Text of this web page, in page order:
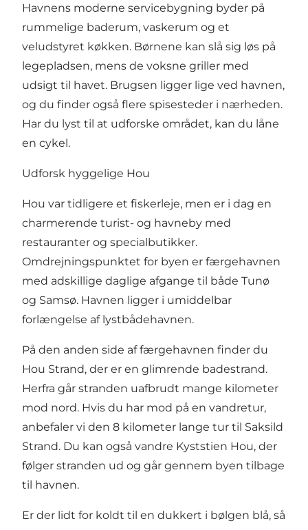
Havnens moderne servicebygning byder på
rummelige baderum, vaskerum og et
veludstyret køkken. Børnene kan slå sig løs på
legepladsen, mens de voksne griller med
udsigt til havet. Brugsen ligger lige ved havnen,
og du finder også flere spisesteder i nærheden.
Har du lyst til at udforske området, kan du låne
en cykel.
Udforsk hyggelige Hou
Hou var tidligere et fiskerleje, men er i dag en
charmerende turist- og havneby med
restauranter og specialbutikker.
Omdrejningspunktet for byen er færgehavnen
med adskillige daglige afgange til både Tunø
og Samsø. Havnen ligger i umiddelbar
forlængelse af lystbådehavnen.
På den anden side af færgehavnen finder du
Hou Strand, der er en glimrende badestrand.
Herfra går stranden uafbrudt mange kilometer
mod nord. Hvis du har mod på en vandretur,
anbefaler vi den 8 kilometer lange tur til Saksild
Strand. Du kan også vandre Kyststien Hou, der
følger stranden ud og går gennem byen tilbage
til havnen.
Er der lidt for koldt til en dukkert i bølgen blå, så